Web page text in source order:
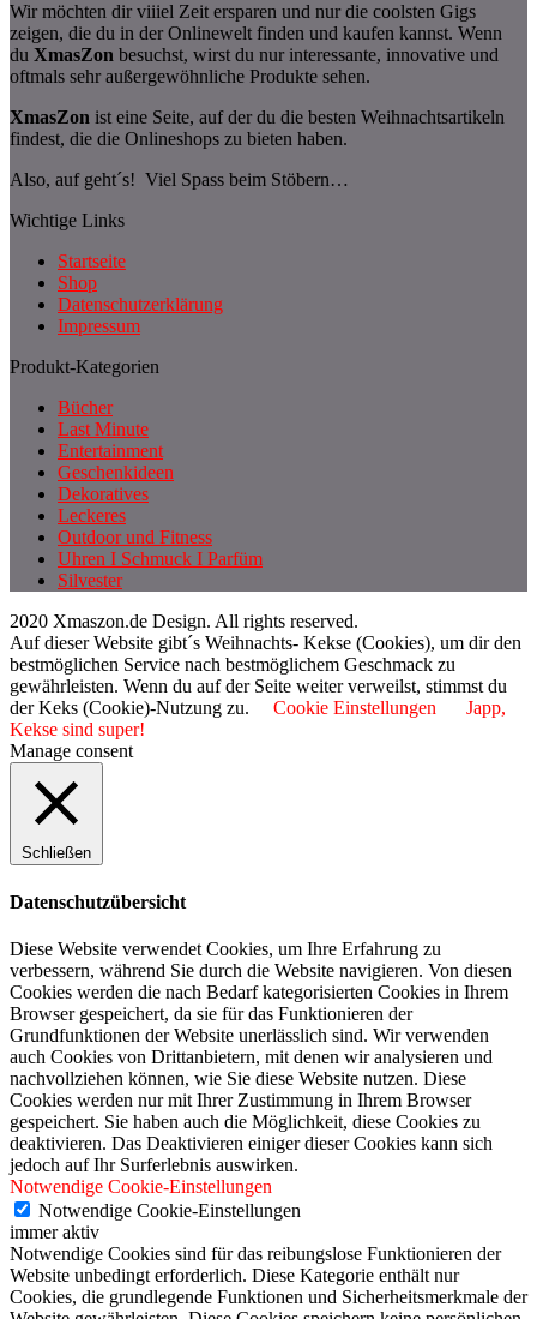
Wir möchten dir viiiel Zeit ersparen und nur die coolsten Gigs
zeigen, die du in der Onlinewelt finden und kaufen kannst. Wenn
du XmasZon besuchst, wirst du nur interessante, innovative und
oftmals sehr außergewöhnliche Produkte sehen.
XmasZon ist eine Seite, auf der du die besten Weihnachtsartikeln
findest, die die Onlineshops zu bieten haben.
Also, auf geht´s! Viel Spass beim Stöbern…
Wichtige Links
Startseite
Shop
Datenschutzerklärung
Impressum
Produkt-Kategorien
Bücher
Last Minute
Entertainment
Geschenkideen
Dekoratives
Leckeres
Outdoor und Fitness
Uhren I Schmuck I Parfüm
Silvester
2020 Xmaszon.de Design. All rights reserved.
Auf dieser Website gibt´s Weihnachts- Kekse (Cookies), um dir den
bestmöglichen Service nach bestmöglichem Geschmack zu
gewährleisten. Wenn du auf der Seite weiter verweilst, stimmst du
der Keks (Cookie)-Nutzung zu.
Cookie Einstellungen
Japp,
Kekse sind super!
Manage consent
Schließen
Datenschutzübersicht
Diese Website verwendet Cookies, um Ihre Erfahrung zu
verbessern, während Sie durch die Website navigieren. Von diesen
Cookies werden die nach Bedarf kategorisierten Cookies in Ihrem
Browser gespeichert, da sie für das Funktionieren der
Grundfunktionen der Website unerlässlich sind. Wir verwenden
auch Cookies von Drittanbietern, mit denen wir analysieren und
nachvollziehen können, wie Sie diese Website nutzen. Diese
Cookies werden nur mit Ihrer Zustimmung in Ihrem Browser
gespeichert. Sie haben auch die Möglichkeit, diese Cookies zu
deaktivieren. Das Deaktivieren einiger dieser Cookies kann sich
jedoch auf Ihr Surferlebnis auswirken.
Notwendige Cookie-Einstellungen
Notwendige Cookie-Einstellungen
immer aktiv
Notwendige Cookies sind für das reibungslose Funktionieren der
Website unbedingt erforderlich. Diese Kategorie enthält nur
Cookies, die grundlegende Funktionen und Sicherheitsmerkmale der